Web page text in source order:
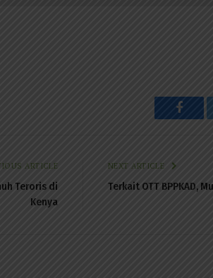
ARTICLE
Teroris di
Kenya
NEXT ARTICLE
Terkait OTT BPPKAD,